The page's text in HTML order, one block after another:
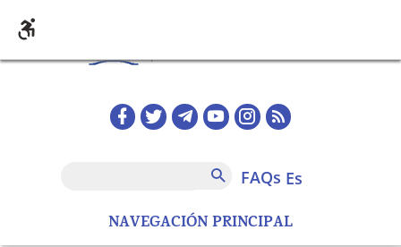
NAVEGACIÓN PRINCIPAL
Redes sociales home
FAQs
FAQs es